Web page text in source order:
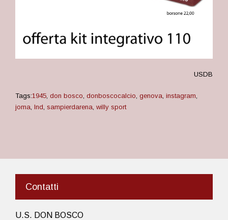
USDB
Tags:1945 don bosco donboscocalcio genova instagram
joma lnd sampierdarena willy sport
Contatti
U.S. DON BOSCO